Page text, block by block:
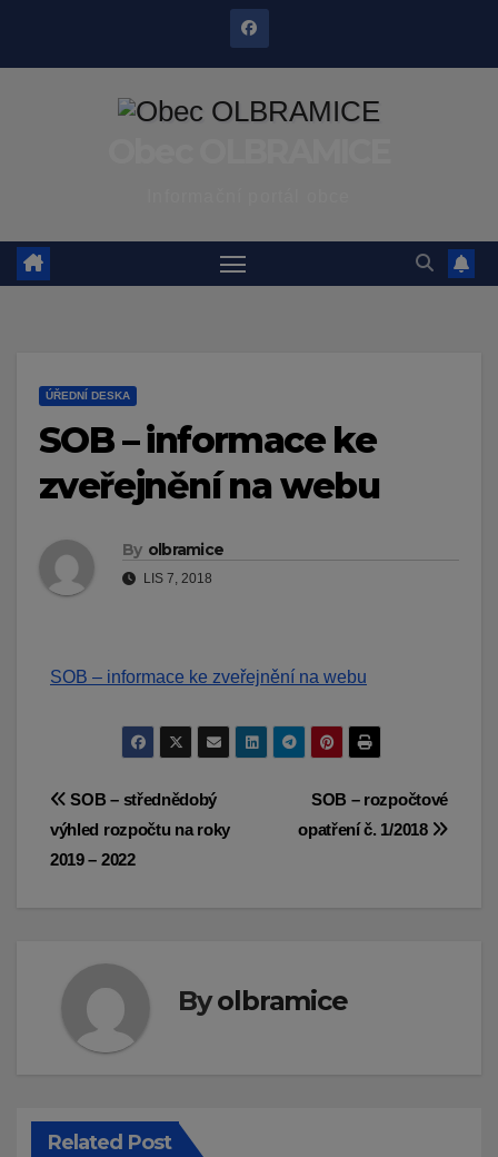
ÚŘEDNÍ DESKA
SOB – informace ke
zveřejnění na webu
By olbramice
LIS 7, 2018
SOB – informace ke zveřejnění na webu
Navigace
pro
SOB – rozpočtové
opatření č. 1/2018
SOB – střednědobý
výhled rozpočtu na roky
2019 – 2022
Byolbramice
Related Post